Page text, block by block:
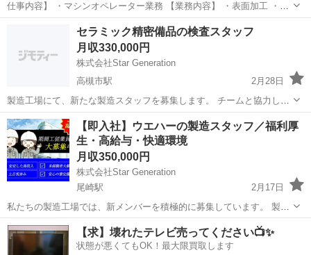
仕事内容】 ・マシンオペレーター業務 【業務内容】 ・表面加工 ・検
査 ・PC（エクセル）を使用した簡単な入力業務 【未経験からでも安
心スタート♪】 一人にはさせない環境・雰囲気づくり →初めは先輩
未経験
セラミック精密備品の検査スタッフ
月収330,000円
株式会社Star Generation
高槻市駅
2月28日
製造工場にて、新たな製造スタッフを募集します。 チームと協力しな
がら、生産ラインの効率を高め、最高の製品を提供することが求めら
れます。 未経験の方でも、安心して働けるサポート体制が整っていま
すので、ぜひご応募ください。 ...
大阪 高槻市 高槻市駅 未経験
【即入社】ウエハーの製造スタッフ／福利厚
生・高給与・快適環境
月収350,000円
株式会社Star Generation
尾崎駅
2月17日
私たちの製造工場では、新メンバーを積極的に募集しています。 製造
プロセスにおいて、品質と効率を重視しながらチームと協力し、優れ
た製品作りに貢献していただきます。 未経験の方でも、手厚い研修と
サポートが整っているため、安心...
大阪 阪南市 尾崎駅 半導体 未経験
【求】壊れたテレビ売ってください📺✨
状態が悪くてもOK！最大限買取します